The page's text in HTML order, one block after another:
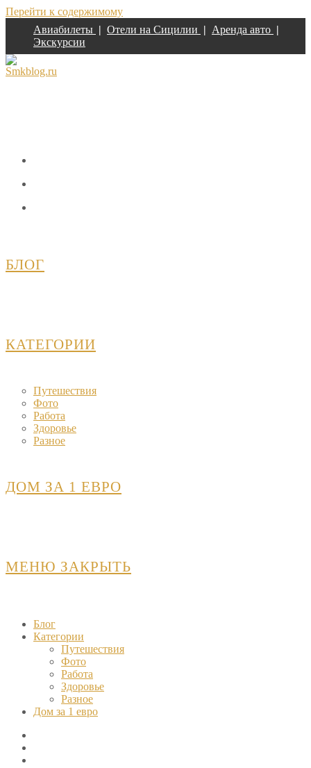
Перейти к содержимому
Авиабилеты | Отели на Сицилии | Аренда авто |
Экскурсии
БЛОГ
КАТЕГОРИИ
Путешествия
Фото
Работа
Здоровье
Разное
ДОМ ЗА 1 ЕВРО
МЕНЮ ЗАКРЫТЬ
Блог
Категории
Путешествия
Фото
Работа
Здоровье
Разное
Дом за 1 евро